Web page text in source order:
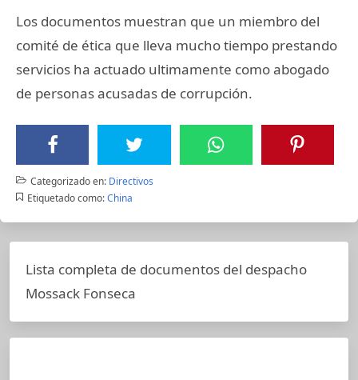
Los documentos muestran que un miembro del
comité de ética que lleva mucho tiempo prestando
servicios ha actuado ultimamente como abogado
de personas acusadas de corrupción.
Categorizado en: Directivos
Etiquetado como: China
Lista completa de documentos del despacho
Mossack Fonseca